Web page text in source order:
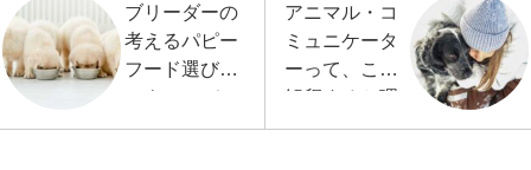
ブリーダーの
考えるパピー
フード選び〜
スウェーデン
のパピーフー
アニマル・コ
ミュニケータ
ーって、こう
解釈すると理
解できる…か